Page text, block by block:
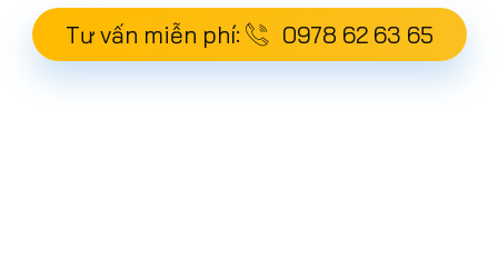
Tư vấn miễn phí: 0978 62 63 65